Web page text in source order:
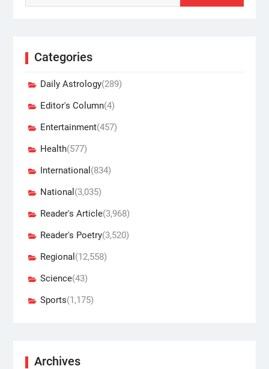
Categories
Daily Astrology(289)
Editor's Column(4)
Entertainment(457)
Health(577)
International (834)
National (3,035)
Reader's Article(3,968)
Reader's Poetry(3,520)
Regional (12,558)
Science(43)
Sports(1,175)
Archives